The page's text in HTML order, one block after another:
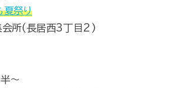
祭り
会所(長居西3丁目2)
～